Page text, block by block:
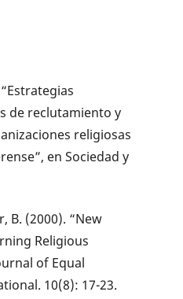
de reclutamiento y
religiosas
en Sociedad y
B. (2000). “New
Religious
of Equal
10(8): 17-23.